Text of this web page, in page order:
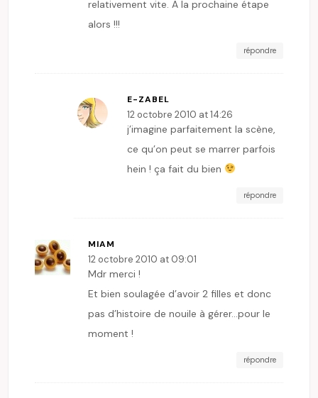
relativement vite. A la prochaine étape
alors !!!
répondre
E-ZABEL
12 octobre 2010 at 14:26
j’imagine parfaitement la scène,
ce qu’on peut se marrer parfois
hein ! ça fait du bien
répondre
MIAM
12 octobre 2010 at 09:01
Mdr merci !
Et bien soulagée d’avoir 2 filles et donc
pas d’histoire de nouile à gérer…pour le
moment !
répondre